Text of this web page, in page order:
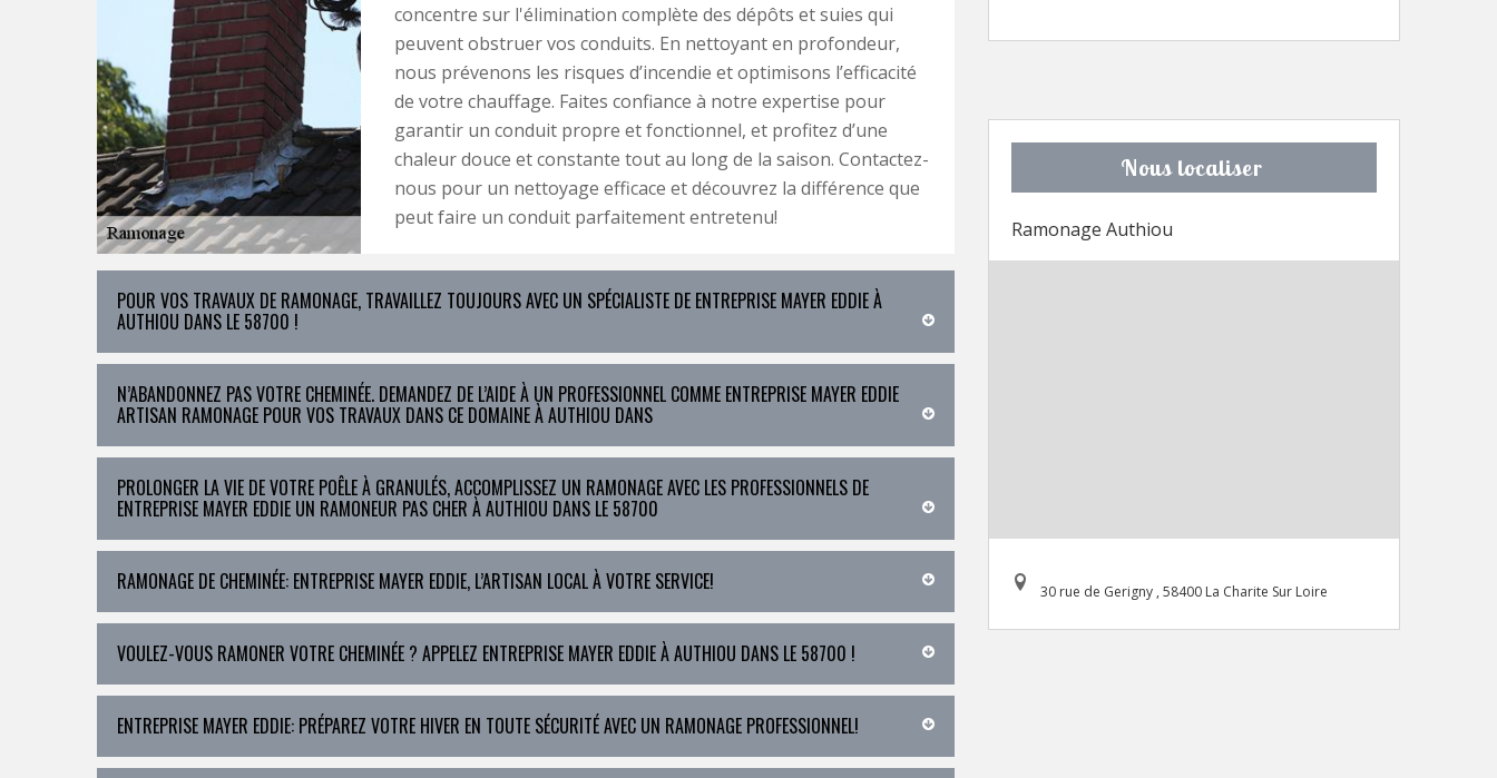
concentre sur l'élimination complète des dépôts et suies qui
peuvent obstruer vos conduits. En nettoyant en profondeur,
nous prévenons les risques d’incendie et optimisons l’efficacité
de votre chauffage. Faites confiance à notre expertise pour
garantir un conduit propre et fonctionnel, et profitez d’une
chaleur douce et constante tout au long de la saison. Contactez-
nous pour un nettoyage efficace et découvrez la différence que
peut faire un conduit parfaitement entretenu!
POUR VOS TRAVAUX DE RAMONAGE, TRAVAILLEZ TOUJOURS AVEC UN SPÉCIALISTE DE ENTREPRISE MAYER EDDIE À
AUTHIOU DANS LE 58700 !
N’ABANDONNEZ PAS VOTRE CHEMINÉE. DEMANDEZ DE L’AIDE À UN PROFESSIONNEL COMME ENTREPRISE MAYER EDDIE
ARTISAN RAMONAGE POUR VOS TRAVAUX DANS CE DOMAINE À AUTHIOU DANS
PROLONGER LA VIE DE VOTRE POÊLE À GRANULÉS, ACCOMPLISSEZ UN RAMONAGE AVEC LES PROFESSIONNELS DE
ENTREPRISE MAYER EDDIE UN RAMONEUR PAS CHER À AUTHIOU DANS LE 58700
RAMONAGE DE CHEMINÉE: ENTREPRISE MAYER EDDIE, L’ARTISAN LOCAL À VOTRE SERVICE!
VOULEZ-VOUS RAMONER VOTRE CHEMINÉE ? APPELEZ ENTREPRISE MAYER EDDIE À AUTHIOU DANS LE 58700 !
ENTREPRISE MAYER EDDIE: PRÉPAREZ VOTRE HIVER EN TOUTE SÉCURITÉ AVEC UN RAMONAGE PROFESSIONNEL!
Nous localiser
Ramonage Authiou
30 rue de Gerigny , 58400 La Charite Sur Loire